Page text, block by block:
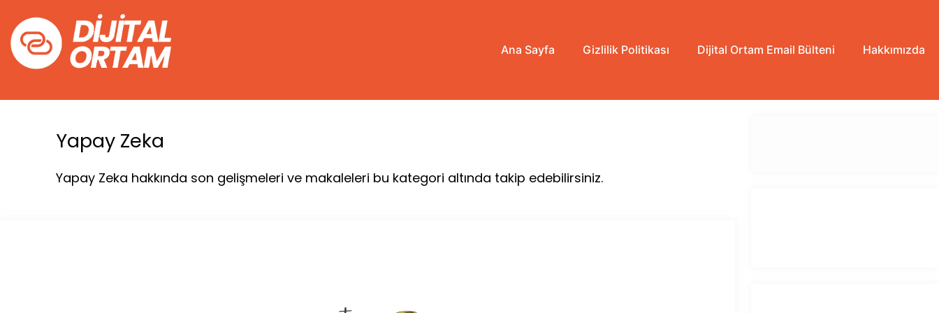
atla
Ana Sayfa Gizlilik Politikası Dijital Ortam Email Bülteni Hakkımızda
Yapay Zeka
Yapay Zeka hakkında son gelişmeleri ve makaleleri bu kategori altında takip edebilirsiniz.